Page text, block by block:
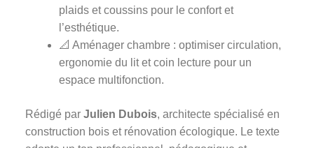
plaids et coussins pour le confort et
l’esthétique.
📐 Aménager chambre : optimiser circulation,
ergonomie du lit et coin lecture pour un
espace multifonction.
Rédigé par Julien Dubois, architecte spécialisé en
construction bois et rénovation écologique. Le texte